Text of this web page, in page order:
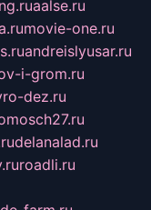
aalse.ru
movie-one.ru
andreislyusar.ru
i-grom.ru
dez.ru
delanalad.ru
roadli.ru